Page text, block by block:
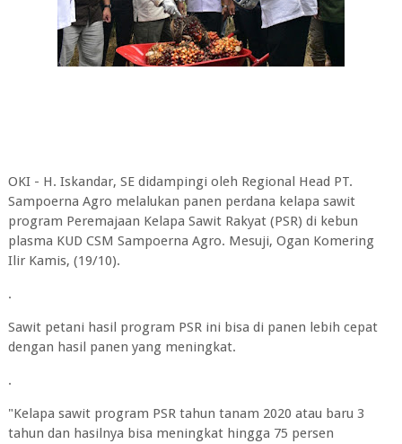
OKI - H. Iskandar, SE didampingi oleh Regional Head PT.
Sampoerna Agro melalukan panen perdana kelapa sawit
program Peremajaan Kelapa Sawit Rakyat (PSR) di kebun
plasma KUD CSM Sampoerna Agro. Mesuji, Ogan Komering
Ilir Kamis, (19/10).
.
Sawit petani hasil program PSR ini bisa di panen lebih cepat
dengan hasil panen yang meningkat.
.
"Kelapa sawit program PSR tahun tanam 2020 atau baru 3
tahun dan hasilnya bisa meningkat hingga 75 persen